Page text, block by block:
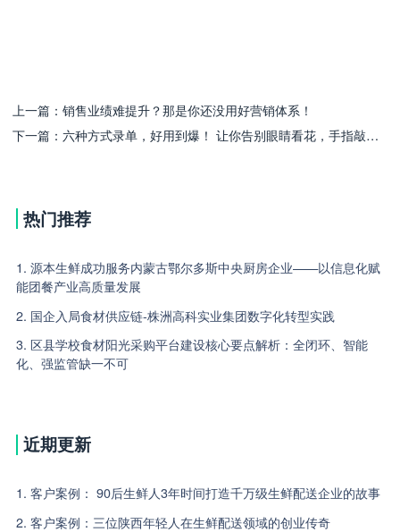
上一篇：销售业绩难提升？那是你还没用好营销体系！
下一篇：
六种方式录单，好用到爆！ 让你告别眼睛看花，手指敲疼的传统录单方式
热门推荐
1. 源本生鲜成功服务内蒙古鄂尔多斯中央厨房企业——以信息化赋
能团餐产业高质量发展
2. 国企入局食材供应链-株洲高科实业集团数字化转型实践
3. 区县学校食材阳光采购平台建设核心要点解析：全闭环、智能
化、强监管缺一不可
近期更新
1. 客户案例： 90后生鲜人3年时间打造千万级生鲜配送企业的故事
2. 客户案例：三位陕西年轻人在生鲜配送领域的创业传奇